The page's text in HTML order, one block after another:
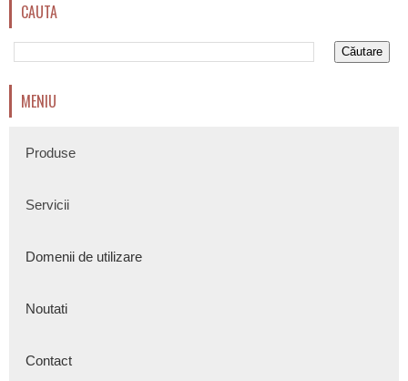
CAUTA
MENIU
Produse
Servicii
Domenii de utilizare
Noutati
Contact